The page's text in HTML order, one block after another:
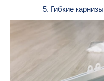
5. Гибкие